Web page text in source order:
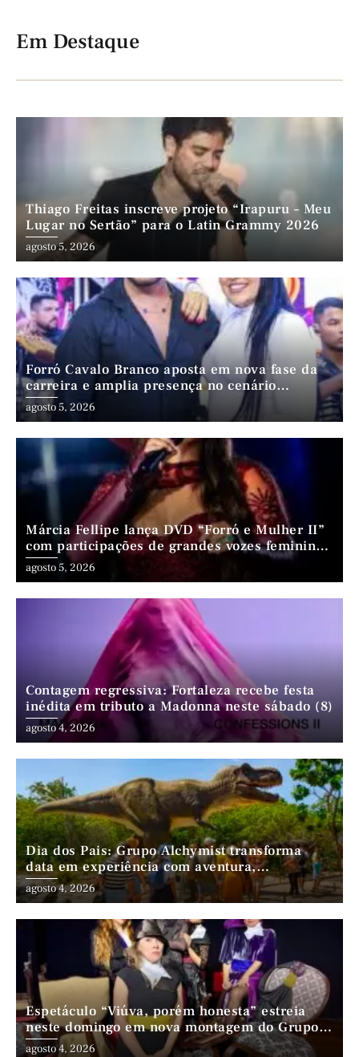
Em Destaque
Thiago Freitas inscreve projeto “Irapuru – Meu
Lugar no Sertão” para o Latin Grammy 2026
agosto 5, 2026
Forró Cavalo Branco aposta em nova fase da
carreira e amplia presença no cenário
nordestino
agosto 5, 2026
Márcia Fellipe lança DVD “Forró e Mulher II”
com participações de grandes vozes femininas
do forró
agosto 5, 2026
Contagem regressiva: Fortaleza recebe festa
inédita em tributo a Madonna neste sábado (8)
agosto 4, 2026
Dia dos Pais: Grupo Alchymist transforma
data em experiência com aventura,
gastronomia e lazer em família
agosto 4, 2026
Espetáculo “Viúva, porém honesta” estreia
neste domingo em nova montagem do Grupo
Comédia Cearense
agosto 4, 2026